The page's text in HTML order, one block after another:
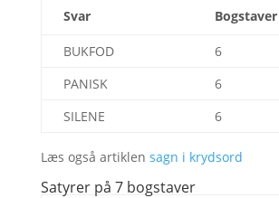
Svar Bogstaver
BUKFOD
6
PANISK
6
SILENE
6
Læs også artiklen sagn i krydsord
Satyrer på 7 bogstaver